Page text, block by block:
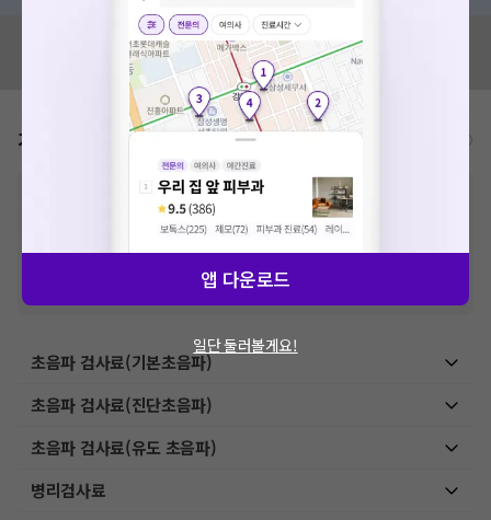
혹시 잘못된 병원정보가 있나요?
모두닥 팀에 알려주세요!
가격표 비급여/급여 진료란?
비급여 항목의 경우,추가비용 등으로 실제 가격과 상이할 수 있으니, 정확
한 가격은 해당 의료기관에 직접 문의해주세요.
건강보험심사평가원에 고지되어 있는 급여 진료 기준 가
격입니다. (진료와 연관된 복합적인 비용이 추가되어, 병원마다 금액이 다르게
산정될 수 있는 점 참고 바랍니다.)
VAT 포함
초음파 검사료(기본초음파)
초음파 검사료(진단초음파)
초음파 검사료(유도 초음파)
병리검사료
앱 다운로드
일단 둘러볼게요!